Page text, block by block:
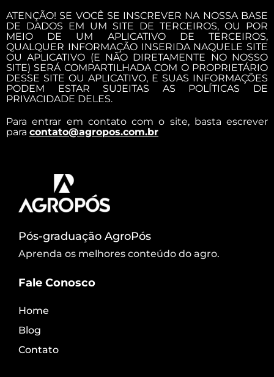
ATENÇÃO! SE VOCÊ SE INSCREVER NA NOSSA BASE
DE DADOS EM UM SITE DE TERCEIROS, OU POR
MEIO DE UM APLICATIVO DE TERCEIROS,
QUALQUER INFORMAÇÃO INSERIDA NAQUELE SITE
OU APLICATIVO (E NÃO DIRETAMENTE NO NOSSO
SITE) SERÁ COMPARTILHADA COM O PROPRIETÁRIO
DESSE SITE OU APLICATIVO, E SUAS INFORMAÇÕES
PODEM ESTAR SUJEITAS AS POLÍTICAS DE
PRIVACIDADE DELES.
Para entrar em contato com o site, basta escrever
para contato@agropos.com.br
Pós-graduação AgroPós
Aprenda os melhores conteúdo do agro.
Fale Conosco
Home
Blog
Contato